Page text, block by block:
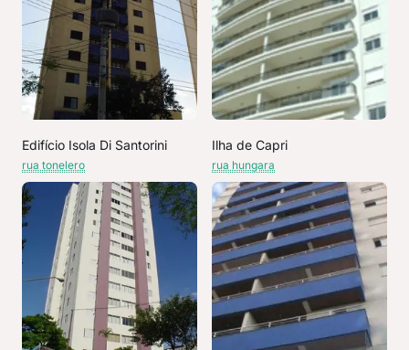
Edifício Isola Di Santorini
rua tonelero
Ilha de Capri
rua hungara